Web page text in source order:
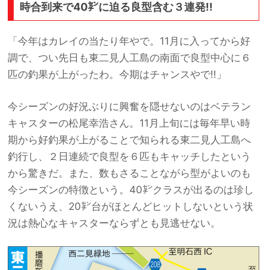
時合到来で40㌢に迫る良型含む３連発!!
「今年はカレイの当たり年やで。11月に入ってから好
調で、つい先日も東二見人工島の南面で良型中心に６
匹の釣果が上がったわ。今期はチャンスやで!!」
今シーズンの好況ぶりに興奮を隠せないのはベテラン
キャスターの松尾幸浩さん。11月上旬には毎年早い時
期から好釣果が上がることで知られる東二見人工島へ
釣行し、２日連続で良型を６匹もキャッチしたという
から驚きだ。また、数もさることながら型がよいのも
今シーズンの特徴という。40㌢クラスが出るのは珍し
くないうえ、20㌢台がほとんどヒットしないという状
況は熱心なキャスターならずとも見逃せない。